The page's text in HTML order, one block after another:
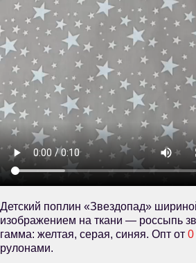
Детский поплин «Звездопад»
изображением на ткани — россыпь
гамма: желтая, серая, синяя. Опт от 0
рулонами.